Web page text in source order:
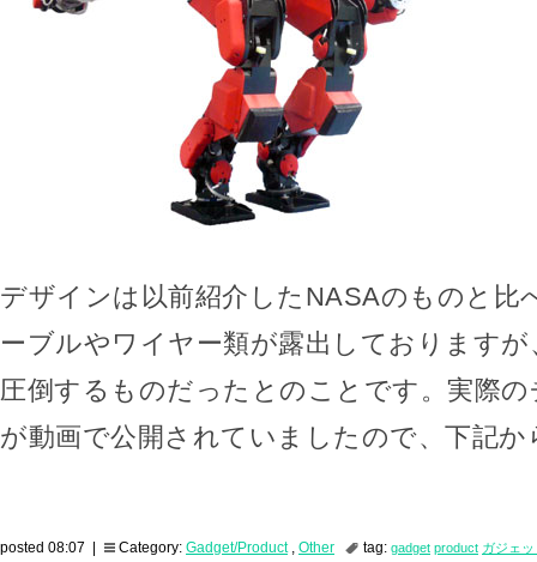
デザインは以前紹介したNASAのものと比
ーブルやワイヤー類が露出しております
圧倒するものだったとのことです。実際
が動画で公開されていましたので、下記
posted 08:07 | Category: Gadget/Product, Other tag: gadget product ガジェッ